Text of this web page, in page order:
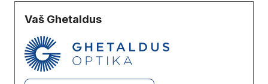
Vaš Ghetaldus